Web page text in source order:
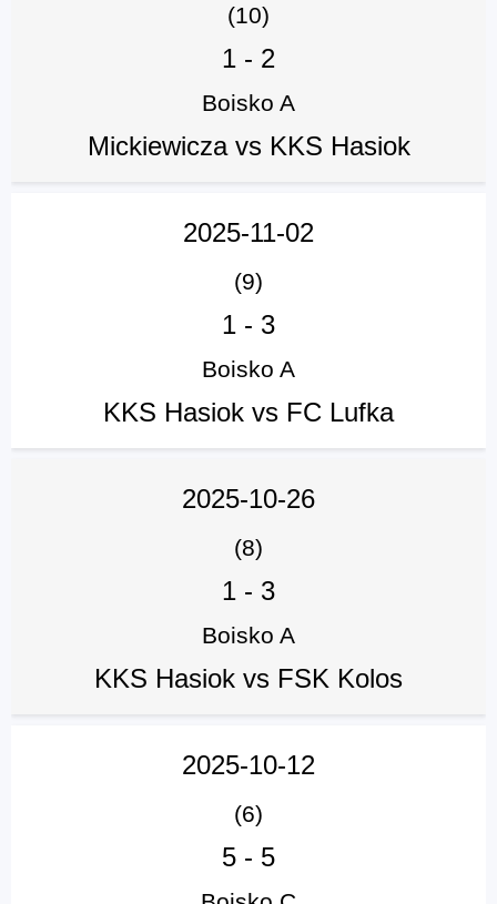
(10)
1 - 2
Boisko A
Mickiewicza vs KKS Hasiok
2025-11-02
(9)
1 - 3
Boisko A
KKS Hasiok vs FC Lufka
2025-10-26
(8)
1 - 3
Boisko A
KKS Hasiok vs FSK Kolos
2025-10-12
(6)
5 - 5